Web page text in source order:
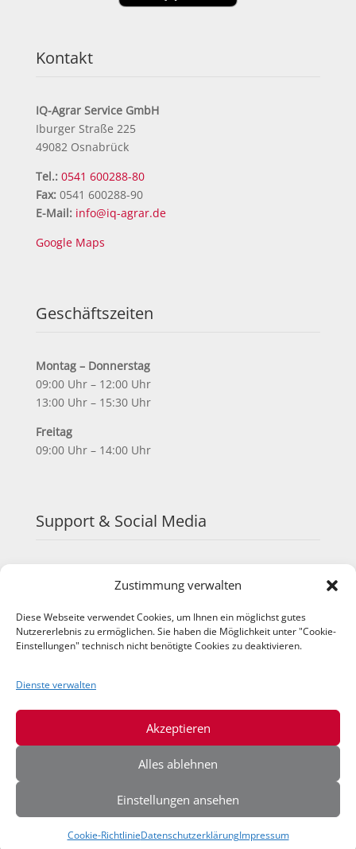
Zustimmung verwalten
Diese Webseite verwendet Cookies, um Ihnen ein möglichst gutes
Nutzererlebnis zu ermöglichen. Sie haben die Möglichkeit unter "Cookie-
Einstellungen" technisch nicht benötigte Cookies zu deaktivieren.
Dienste verwalten
Akzeptieren
Alles ablehnen
Einstellungen ansehen
Cookie-RichtlinieDatenschutzerklärungImpressum
Kontakt
IQ-Agrar Service GmbH
Iburger Straße 225
49082 Osnabrück
Tel.: 0541 600288-80
Fax:0541 600288-90
E-Mail: info@iq-agrar.de
Google Maps
Geschäftszeiten
Montag – Donnerstag
09:00 Uhr – 12:00 Uhr
13:00 Uhr – 15:30 Uhr
Freitag
09:00 Uhr – 14:00 Uhr
Support & Social Media
YouTube
Instagram
© 2026 IQ-Agrar Service GmbH